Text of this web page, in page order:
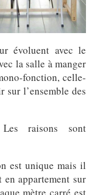
évoluent avec le
la salle à manger
fonction, celle-
sur l’ensemble des
raisons sont
est unique mais il
appartement sur
mètre carré est